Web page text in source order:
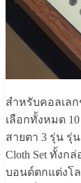
สำหรับคอลเลก
เลือกทั้งหมด
สายตา 3 รุ่น รุ่
Cloth Set ทั้งก
บอนด์ตกแต่งโล